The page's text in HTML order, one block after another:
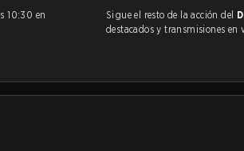
10:30 en
Sigue el resto de la acción del
destacados y transmisiones en